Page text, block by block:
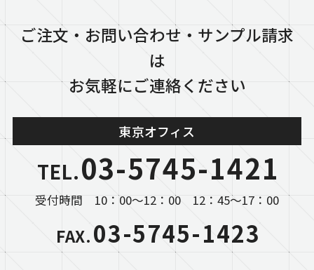
ご注文・お問い合わせ・サンプル請求
は
お気軽にご連絡ください
東京オフィス
TEL.03-5745-1421
受付時間 10：00～12：00 12：45～17：00
FAX.03-5745-1423